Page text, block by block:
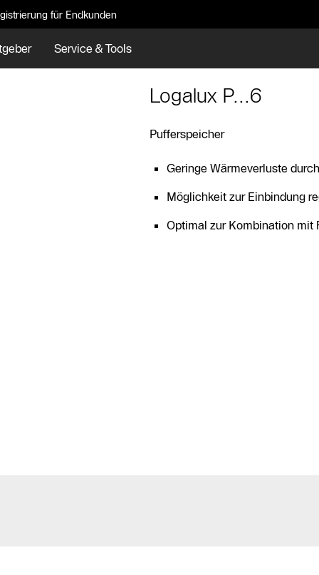
für Endkunden
Service & Tools
Logalux P...6
Pufferspeicher
Geringe Wärmeverluste
Möglichkeit zur Einbindung
Optimal zur Kombination mit